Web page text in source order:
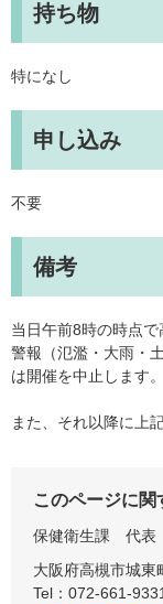
持ち物
特になし
申し込み
不要
備考
当日午前8時の時点
警報（氾濫・大雨・
は開催を中止します。
また、それ以降に上
このページに
保健衛生課
代表
大阪府高槻市城東
Tel：072-661-